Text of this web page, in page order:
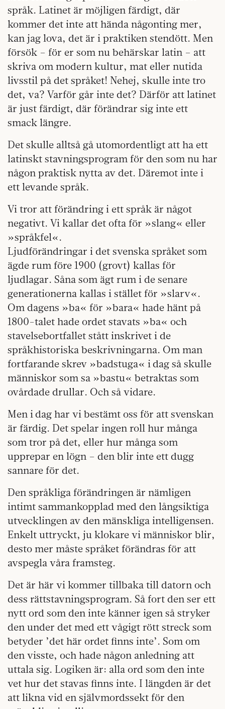
språk. Latinet är möjligen färdigt, där
kommer det inte att hända någonting mer,
kan jag lova, det är i praktiken stendött. Men
försök – för er som nu behärskar latin – att
skriva om modern kultur, mat eller nutida
livsstil på det språket! Nehej, skulle inte tro
det, va? Varför går inte det? Därför att latinet
är just färdigt, där förändrar sig inte ett
smack längre.
Det skulle alltså gå utomordentligt att ha ett
latinskt stavningsprogram för den som nu har
någon praktisk nytta av det. Däremot inte i
ett levande språk.
Vi tror att förändring i ett språk är något
negativt. Vi kallar det ofta för »slang« eller
»språkfel«.
Ljudförändringar i det svenska språket som
ägde rum före 1900 (grovt) kallas för
ljudlagar. Såna som ägt rum i de senare
generationerna kallas i stället för »slarv«.
Om dagens »ba« för »bara« hade hänt på
1800-talet hade ordet stavats »ba« och
stavelsebortfallet stått inskrivet i de
språkhistoriska beskrivningarna. Om man
fortfarande skrev »badstuga« i dag så skulle
människor som sa »bastu« betraktas som
ovårdade drullar. Och så vidare.
Men i dag har vi bestämt oss för att svenskan
är färdig. Det spelar ingen roll hur många
som tror på det, eller hur många som
upprepar en lögn – den blir inte ett dugg
sannare för det.
Den språkliga förändringen är nämligen
intimt sammankopplad med den långsiktiga
utvecklingen av den mänskliga intelligensen.
Enkelt uttryckt, ju klokare vi människor blir,
desto mer måste språket förändras för att
avspegla våra framsteg.
Det är här vi kommer tillbaka till datorn och
dess rättstavningsprogram. Så fort den ser ett
nytt ord som den inte känner igen så stryker
den under det med ett vågigt rött streck som
betyder ’det här ordet finns inte’. Som om
den visste, och hade någon anledning att
uttala sig. Logiken är: alla ord som den inte
vet hur det stavas finns inte. I längden är det
att likna vid en självmordssekt för den